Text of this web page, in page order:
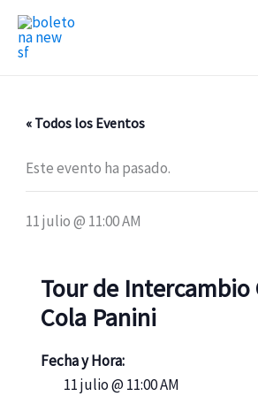
contenido
« Todos los Eventos
Este evento ha pasado.
11 julio @ 11:00 AM
Tour de Intercambio
Cola Panini
Fecha y Hora:
11 julio @ 11:00 AM